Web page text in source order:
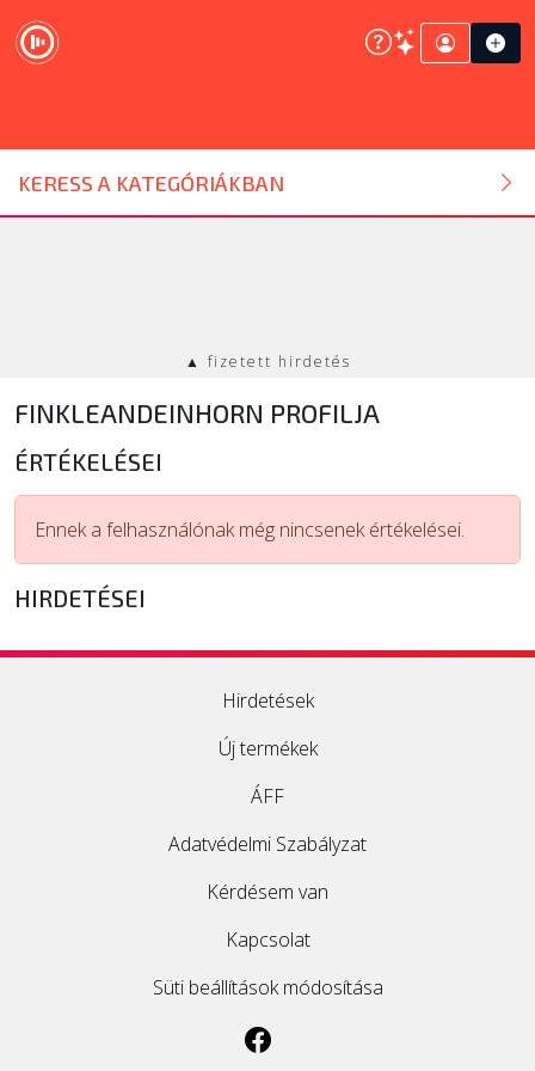
KERESS A KATEGÓRIÁKBAN
DJ ESZKÖZ
HANGTECHNIKA
ÚJ TERMÉKEK
▲ fizetett hirdetés
FINKLEANDEINHORN PROFILJA
ÉRTÉKELÉSEI
Ennek a felhasználónak még nincsenek értékelései.
HIRDETÉSEI
Hirdetések
Új termékek
ÁFF
Adatvédelmi Szabályzat
Kérdésem van
Kapcsolat
Süti beállítások módosítása